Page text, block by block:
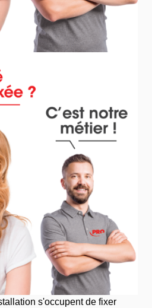
s'occupent de fixer